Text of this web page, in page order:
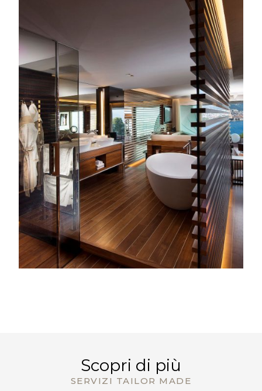
Scopri di più
SERVIZI TAILOR MADE